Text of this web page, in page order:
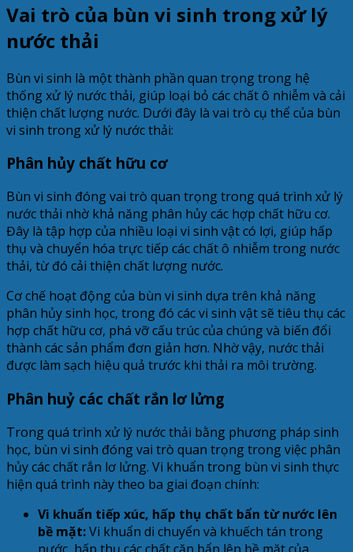
Vai trò của bùn vi sinh trong xử lý
nước thải
Bùn vi sinh là một thành phần quan trọng trong hệ
thống xử lý nước thải, giúp loại bỏ các chất ô nhiễm và cải
thiện chất lượng nước. Dưới đây là vai trò cụ thể của bùn
vi sinh trong xử lý nước thải:
Phân hủy chất hữu cơ
Bùn vi sinh đóng vai trò quan trọng trong quá trình xử lý
nước thải nhờ khả năng phân hủy các hợp chất hữu cơ.
Đây là tập hợp của nhiều loại vi sinh vật có lợi, giúp hấp
thụ và chuyển hóa trực tiếp các chất ô nhiễm trong nước
thải, từ đó cải thiện chất lượng nước.
Cơ chế hoạt động của bùn vi sinh dựa trên khả năng
phân hủy sinh học, trong đó các vi sinh vật sẽ tiêu thụ các
hợp chất hữu cơ, phá vỡ cấu trúc của chúng và biến đổi
thành các sản phẩm đơn giản hơn. Nhờ vậy, nước thải
được làm sạch hiệu quả trước khi thải ra môi trường.
Phân huỷ các chất rắn lơ lửng
Trong quá trình xử lý nước thải bằng phương pháp sinh
học, bùn vi sinh đóng vai trò quan trọng trong việc phân
hủy các chất rắn lơ lửng. Vi khuẩn trong bùn vi sinh thực
hiện quá trình này theo ba giai đoạn chính:
Vi khuẩn tiếp xúc, hấp thụ chất bẩn từ nước lên
bề mặt:Vi khuẩn di chuyển và khuếch tán trong
nước, hấp thụ các chất cặn bẩn lên bề mặt của